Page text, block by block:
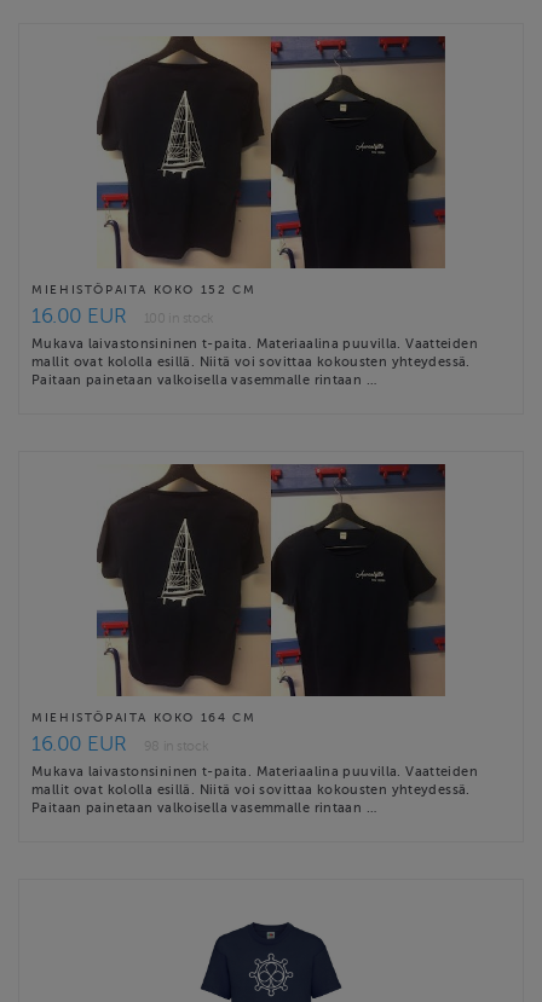
MIEHISTÖPAITA KOKO 152 CM
16.00 EUR
100 in stock
Mukava laivastonsininen t-paita. Materiaalina puuvilla. Vaatteiden
mallit ovat kololla esillä. Niitä voi sovittaa kokousten yhteydessä.
Paitaan painetaan valkoisella vasemmalle rintaan …
MIEHISTÖPAITA KOKO 164 CM
16.00 EUR
98 in stock
Mukava laivastonsininen t-paita. Materiaalina puuvilla. Vaatteiden
mallit ovat kololla esillä. Niitä voi sovittaa kokousten yhteydessä.
Paitaan painetaan valkoisella vasemmalle rintaan …